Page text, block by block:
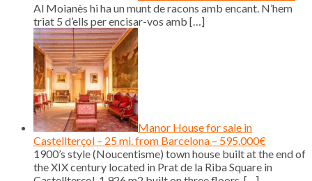
Al Moianès hi ha un munt de racons amb encant. N’hem
triat 5 d’ells per encisar-vos amb […]
Manor House for sale in
Castellterçol – 25 mi. from Barcelona – 595.000€
1900’s style (Noucentisme) town house built at the end of
the XIX century located in Prat de la Riba Square in